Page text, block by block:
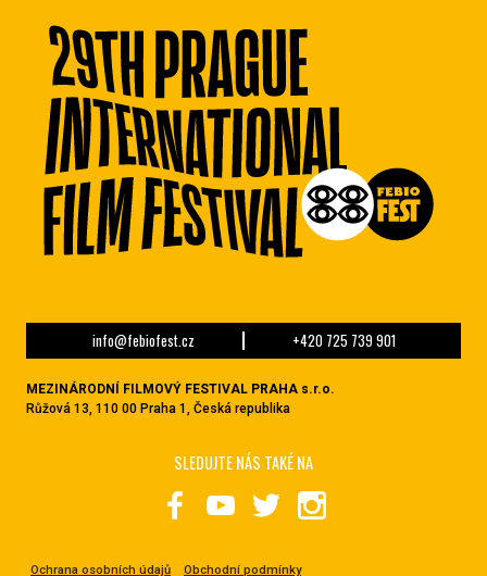
info@febiofest.cz +420 725 739 901
MEZINÁRODNÍ FILMOVÝ FESTIVAL PRAHA s.r.o.
Růžová 13, 110 00 Praha 1, Česká republika
Ochrana osobních údajů Obchodní podmínky
SLEDUJTE NÁS TAKÉ NA